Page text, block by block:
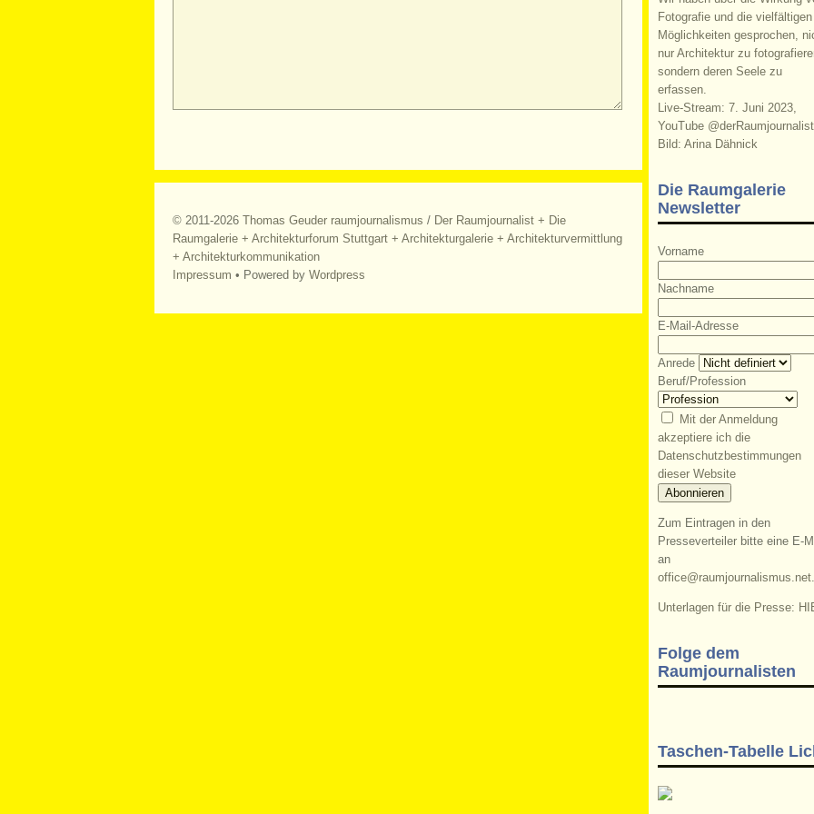
© 2011-2026 Thomas Geuder raumjournalismus / Der Raumjournalist + Die
Raumgalerie + Architekturforum Stuttgart + Architekturgalerie + Architekturvermittlung
+ Architekturkommunikation
Impressum • Powered by Wordpress
Fotografie und die vielfältigen
Möglichkeiten gesprochen,
nur Architektur zu
sondern deren Seele zu
erfassen.
Live-Stream: 7. Juni 2023,
YouTube
Bild: Arina Dähnick
Die Raumgalerie
Newsletter
Vorname
Nachname
E-Mail-Adresse
Anrede
Beruf/Profession
Mit der Anmeldung
akzeptiere ich die
Datenschutzbestimmungen
dieser Website
Zum Eintragen in den
Presseverteiler bitte eine E-
an
office@raumjournalismus.net.
Unterlagen für die Presse:
Folge dem
Raumjournalisten
Taschen-Tabelle